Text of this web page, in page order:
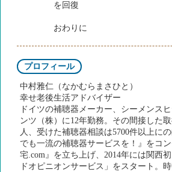
を回復
おわりに
プロフィール
中村雅仁（なかむらまさひと）
幸せ老後生活アドバイザー
ドイツの補聴器メーカー、シーメンス
ンツ（株）に12年勤務。その間接した
人、受けた補聴器相談は5700件以上に
でも一流の補聴器サービスを！』をコ
宅.com』を立ち上げ、2014年には関西
ドオピニオンサービス」をスタート。